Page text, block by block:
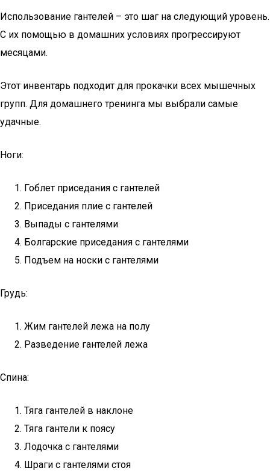
Использование гантелей – это шаг на следующий уровень.
С их помощью в домашних условиях прогрессируют
месяцами.
Этот инвентарь подходит для прокачки всех мышечных
групп. Для домашнего тренинга мы выбрали самые
удачные.
Ноги:
Гоблет приседания с гантелей
Приседания плие с гантелей
Выпады с гантелями
Болгарские приседания с гантелями
Подъем на носки с гантелями
Грудь:
Жим гантелей лежа на полу
Разведение гантелей лежа
Спина:
Тяга гантелей в наклоне
Тяга гантели к поясу
Лодочка с гантелями
Шраги с гантелями стоя